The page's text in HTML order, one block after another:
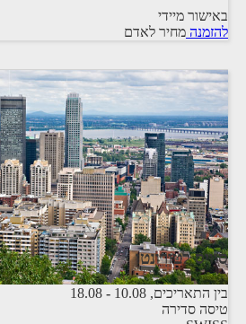
באישור מיידי
להזמנה מחיר לאדם
סוויס לטורונטו
בין התאריכים, -
18.08
טיסה סדירה